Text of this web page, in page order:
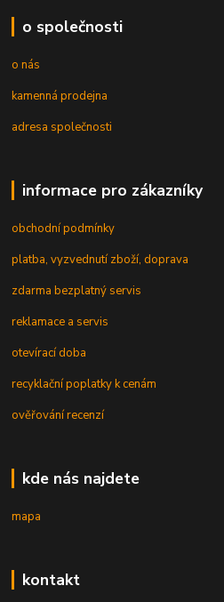
o společnosti
o nás
kamenná prodejna
adresa společnosti
informace pro zákazníky
obchodní podmínky
platba, vyzvednutí zboží, doprava
zdarma bezplatný servis
reklamace a servis
otevírací doba
recyklační poplatky k cenám
ověřování recenzí
kde nás najdete
mapa
kontakt